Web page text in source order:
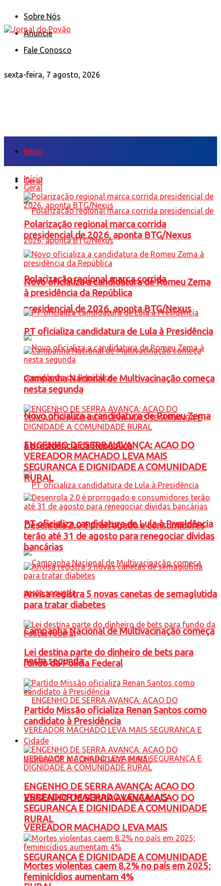
Sobre Nós
Anuncie
Fale Conosco
sexta-feira, 7 agosto, 2026
Início
Geral
Polarização regional marca corrida
presidencial de 2026, aponta BTG/Nexus
Novo oficializa a candidatura de Romeu Zema
à presidência da República
PT oficializa candidatura de Lula à Presidência
Campanha Nacional de Multivacinação começa
nesta segunda
ENGENHO DE SERRA AVANÇA: ACAO DO
VEREADOR MACHADO LEVA MAIS
SEGURANCA E DIGNIDADE A COMUNIDADE
Início
Geral
Polarização regional marca corrida
presidencial de 2026, aponta BTG/Nexus
Novo oficializa a candidatura de Romeu Zema
à presidência da República
PT oficializa candidatura de Lula à Presidência
Campanha Nacional de Multivacinação começa
nesta segunda
ENGENHO DE SERRA AVANÇA: ACAO DO
VEREADOR MACHADO LEVA MAIS
SEGURANCA E DIGNIDADE A COMUNIDADE
RURAL
Desenrola 2.0 é prorrogado e consumidores
terão até 31 de agosto para renegociar dívidas
bancárias
Anvisa registra 5 novas canetas de semaglutida
para tratar diabetes
Lei destina parte do dinheiro de bets para
fundo da Polícia Federal
Partido Missão oficializa Renan Santos como
candidato à Presidência
Cidade
ENGENHO DE SERRA AVANÇA: ACAO DO
VEREADOR MACHADO LEVA MAIS
SEGURANCA E DIGNIDADE A COMUNIDADE
RURAL
Mortes violentas caem 8,2% no país em 2025;
feminicídios aumentam 4%